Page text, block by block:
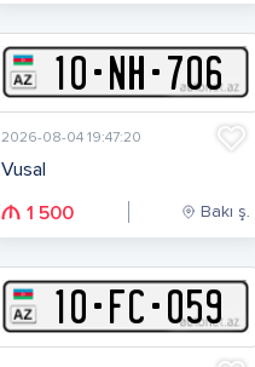
10-NH-706
2026-08-04 19:47:20
Vusal
1 500 Bakı ş.
10-FC-059